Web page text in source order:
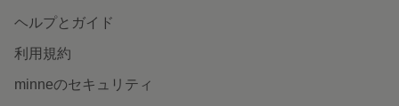
ヘルプとガイド
利用規約
minneのセキュリティ